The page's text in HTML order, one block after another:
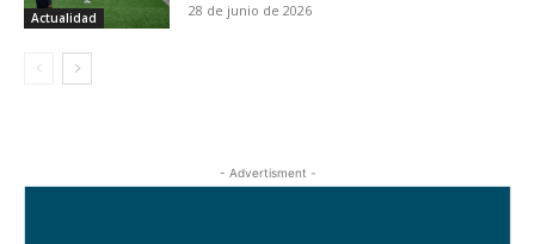
Actualidad 28 de junio de 2026
- Advertisment -